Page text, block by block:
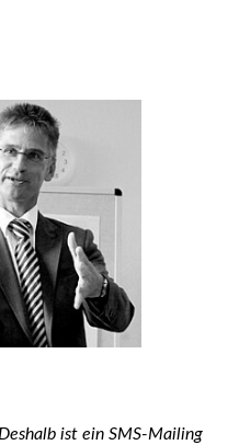
ist ein SMS-Mailing